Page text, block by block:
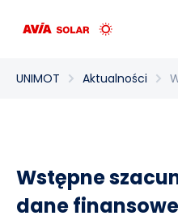
UNIMOT Aktualności
Wstępne
dane